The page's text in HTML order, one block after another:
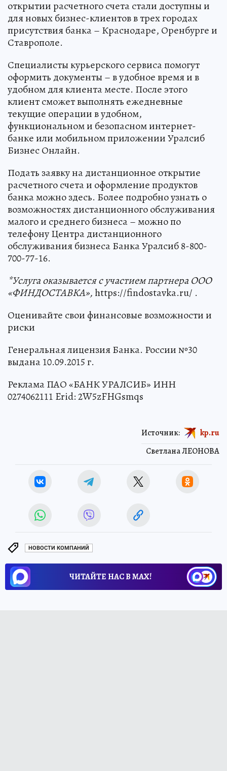
открытии расчетного счета стали доступны и
для новых бизнес-клиентов в трех городах
присутствия банка – Краснодаре, Оренбурге и
Ставрополе.
Специалисты курьерского сервиса помогут
оформить документы – в удобное время и в
удобном для клиента месте. После этого
клиент сможет выполнять ежедневные
текущие операции в удобном,
функциональном и безопасном интернет-
банке или мобильном приложении Уралсиб
Бизнес Онлайн.
Подать заявку на дистанционное открытие
расчетного счета и оформление продуктов
банка можно здесь. Более подробно узнать о
возможностях дистанционного обслуживания
малого и среднего бизнеса – можно по
телефону Центра дистанционного
обслуживания бизнеса Банка Уралсиб 8-800-
700-77-16.
*Услуга оказывается с участием партнера ООО
«ФИНДОСТАВКА»,https://findostavka.ru/ .
Оценивайте свои финансовые возможности и
риски
Генеральная лицензия Банка. России №30
выдана 10.09.2015 г.
Реклама ПАО «БАНК УРАЛСИБ» ИНН
0274062111 Erid: 2W5zFHGsmqs
Светлана ЛЕОНОВА
Источник: kp.ru
НОВОСТИ КОМПАНИЙ
ЧИТАЙТЕ НАС В МАХ!